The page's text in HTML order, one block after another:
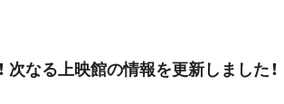
次なる上映館の情報を更新しました！